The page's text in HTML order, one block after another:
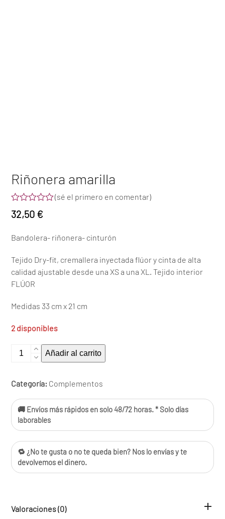
Riñonera amarilla
Valorado
con
5
(sé el primero en comentar)
32,50 €
Bandolera- riñonera- cinturón
Tejido Dry-fit, cremallera inyectada flúor y cinta de alta
calidad ajustable desde una XS a una XL. Tejido interior
FLÚOR
Medidas 33 cm x 21 cm
2 disponibles
Riñonera
amarilla
Añadir al carrito
Categoría: Complementos
🚚 Envíos más rápidos en solo 48/72 horas. * Solo días
laborables
🔁 ¿No te gusta o no te queda bien? Nos lo envías y te
devolvemos el dinero.
Valoraciones (0)